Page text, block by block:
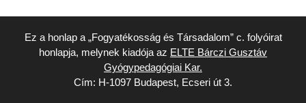
Ez a honlap a „Fogyatékosság és Társadalom” c. folyóirat
honlapja, melynek kiadója az ELTE Bárczi Gusztáv
Gyógypedagógiai Kar.
Cím: H-1097 Budapest, Ecseri út 3.